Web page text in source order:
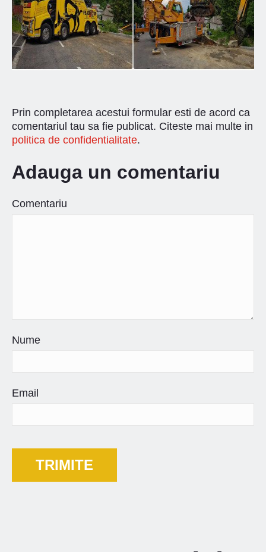
Prin completarea acestui formular esti de acord ca
comentariul tau sa fie publicat. Citeste mai multe in
politica de confidentialitate.
Adauga un comentariu
Comentariu
Nume
Email